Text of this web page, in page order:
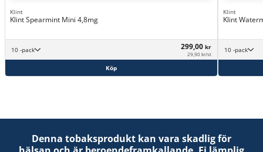
Klint
Klint Spearmint Mini 4,8mg
10 -pack 299,00 kr
29,90 kr/st
Köp
Klint
Klint
10 -pack
Denna tobaksprodukt kan vara skadlig för